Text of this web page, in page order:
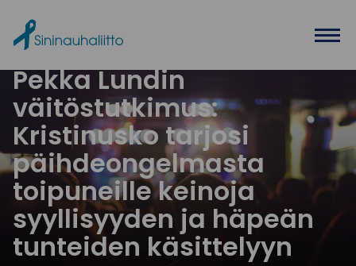
Pekka Lundin
väitöstutkimus:
Kristinusko tarjosi
päihdeongelmasta
toipuneille keinoja
syyllisyyden ja häpeän
tunteiden käsittelyyn